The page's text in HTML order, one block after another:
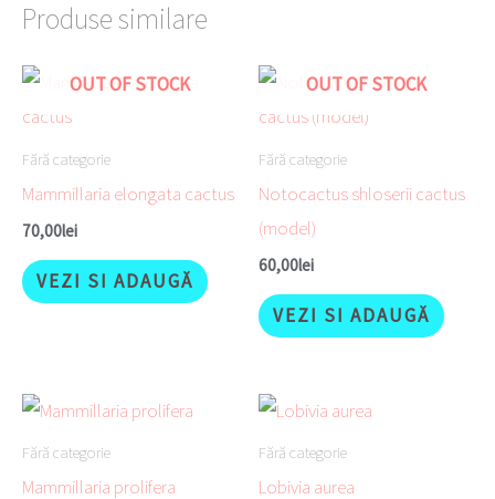
Produse similare
OUT OF STOCK
Fără categorie
Mammillaria elongata cactus
70,00lei
VEZI SI ADAUGĂ
OUT OF STOCK
Fără categorie
Notocactus shloserii cactus
(model)
60,00lei
VEZI SI ADAUGĂ
Fără categorie
Mammillaria prolifera
Fără categorie
Lobivia aurea